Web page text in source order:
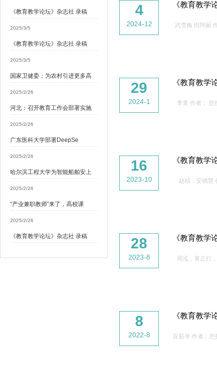
《教育教学论坛》杂志社 录稿
2025/3/5
《教育教学论坛》杂志社 录稿
2025/3/5
国家卫健委：为农村引进更多高
2025/2/26
河北：召开教育工作会部署实施
2025/2/26
广东医科大学部署DeepSe
2025/2/26
哈尔滨工程大学为智能船舶安上
2025/2/26
“产业兼职教师”来了，高校课
2025/2/26
《教育教学论坛》杂志社 录稿
4
2024-12
《教育教
武雪梅 田阿丽
29
2024-1
《教育教
李青 作者： 您
16
2023-10
《教育教
赵祯，安德慧
28
2023-8
《教育教
周泓，黄正行
8
2022-8
《教育教学
应茹琴 作者：